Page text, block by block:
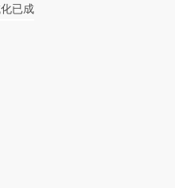
已成